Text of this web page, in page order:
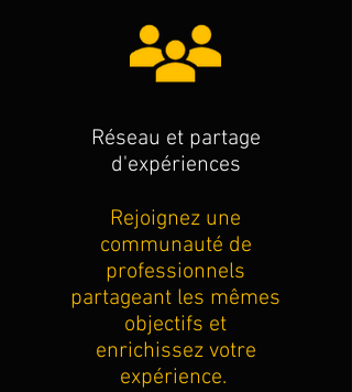
Réseau et partage
d'expériences
Rejoignez une
communauté de
professionnels
partageant les mêmes
objectifs et
enrichissez votre
expérience.